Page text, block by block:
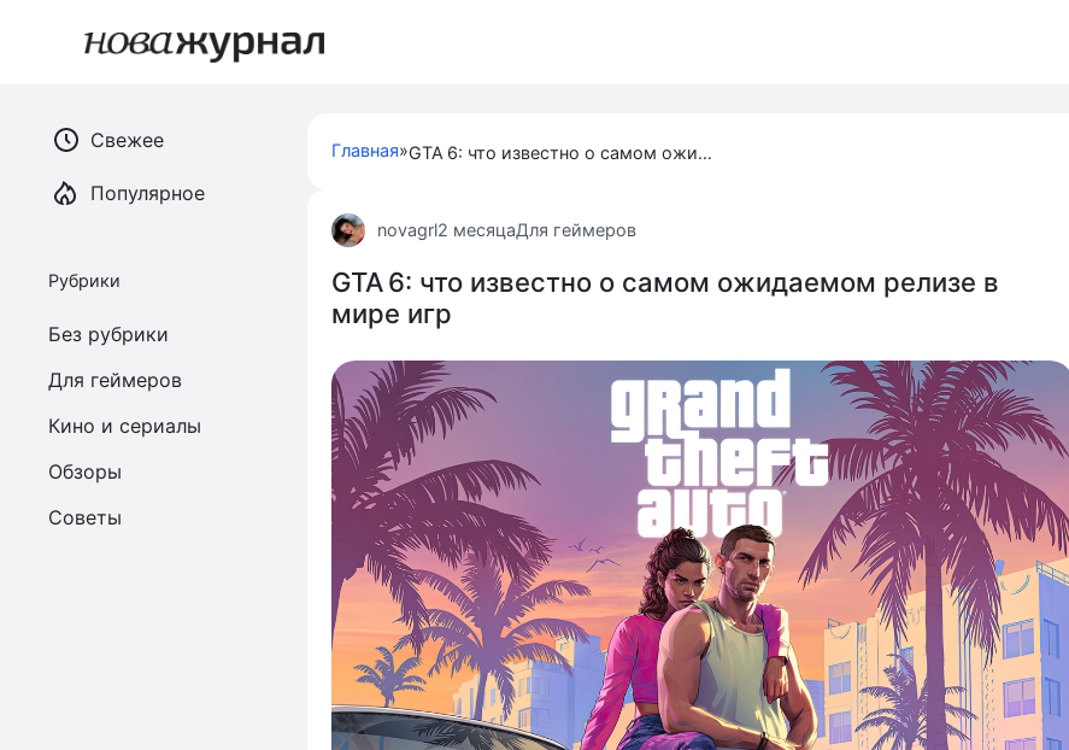
Главная» GTA 6: что известно о самом ожидаемом релизе в мире игр
novagrl2 месяцаДля геймеров
GTA 6: что известно о самом ожидаемом релизе в
мире игр
Свежее
Популярное
Рубрики
Без рубрики
Для геймеров
Кино и сериалы
Обзоры
Советы